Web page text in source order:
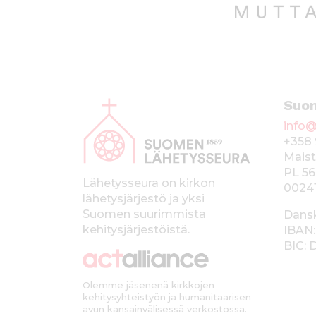
Lähetysseura on kirkon
lähetysjärjestö ja yksi
Suomen suurimmista
kehitysjärjestöistä.
Olemme jäsenenä kirkkojen
kehitysyhteistyön ja humanitaarisen
avun kansainvälisessä verkostossa.
+358
PL 56
BIC: